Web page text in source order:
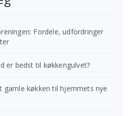
Fordele, udfordringer
er bedst til køkkengulvet?
gamle køkken til hjemmets nye